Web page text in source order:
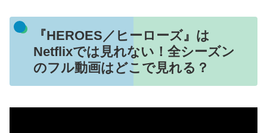
『HEROES／ヒーローズ』は
Netflixでは見れない！全シーズン
のフル動画はどこで見れる？